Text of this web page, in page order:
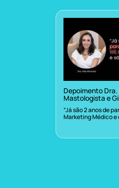
Depoimento
Mastologista e
“Já são 2 anos de
Marketing Médico e